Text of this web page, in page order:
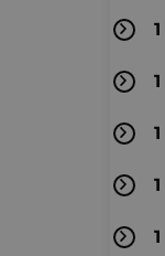
1
1
1
1
1